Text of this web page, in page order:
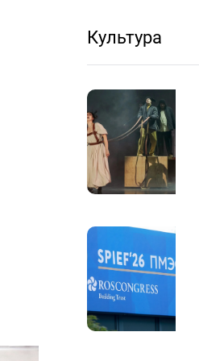
Культура